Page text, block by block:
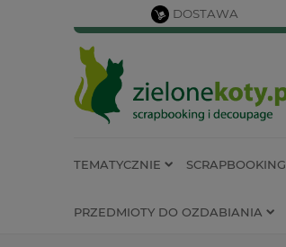
DOSTAWA
TEMATYCZNIE SCRAPBOOKING
PRZEDMIOTY DO OZDABIANIA